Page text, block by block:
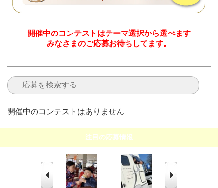
開催中のコンテストはテーマ選択から選べます
みなさまのご応募お待ちしてます。
開催中のコンテストはありません
注目の応募情報